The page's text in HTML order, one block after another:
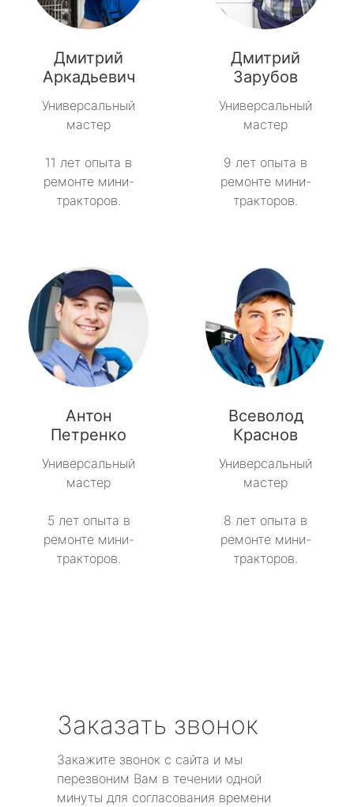
Дмитрий
Аркадьевич
Универсальный
мастер
11 лет опыта в
ремонте мини-
тракторов.
Дмитрий
Зарубов
Универсальный
мастер
9 лет опыта в
ремонте мини-
тракторов.
Антон
Петренко
Универсальный
мастер
5 лет опыта в
ремонте мини-
тракторов.
Всеволод
Краснов
Универсальный
мастер
8 лет опыта в
ремонте мини-
тракторов.
Заказать звонок
Закажите звонок с сайта и мы
перезвоним Вам в течении одной
минуты для согласования времени